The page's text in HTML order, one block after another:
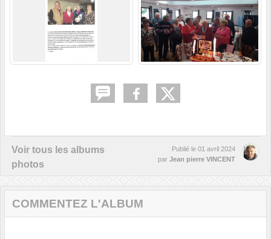
Voir tous les albums
photos
Publié le 01 avril 2024
par Jean pierre VINCENT
COMMENTEZ L'ALBUM